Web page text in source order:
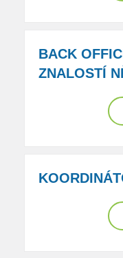
BACK
ZNALOSTÍ